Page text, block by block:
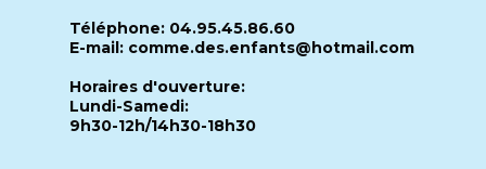
Téléphone: 04.95.45.86.60
E-mail: comme.des.enfants@hotmail.com
Horaires d'ouverture:
Lundi-Samedi:
9h30-12h/14h30-18h30